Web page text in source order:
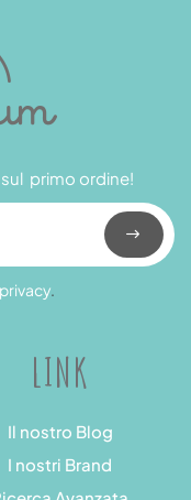
LINK
Il nostro Blog
I nostri Brand
primo ordine!
.